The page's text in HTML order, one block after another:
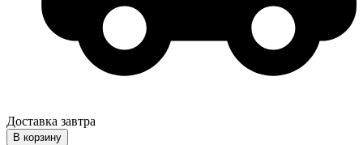
Доставка завтра
В корзину